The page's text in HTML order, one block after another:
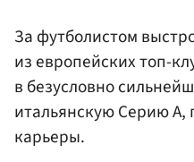
За футболистом
из европейских топ-
в безусловно
итальянскую Серию А,
карьеры.